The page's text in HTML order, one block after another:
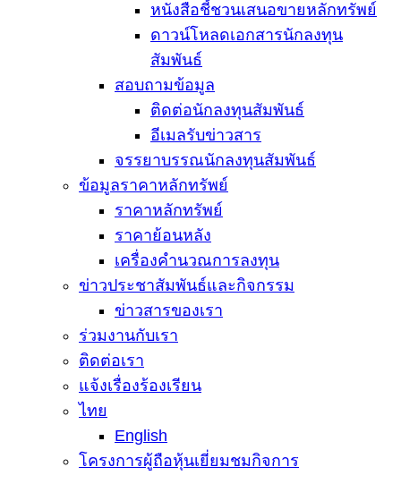
หนังสือชี้ชวนเสนอขายหลักทรัพย์
ดาวน์โหลดเอกสารนักลงทุน
สัมพันธ์
สอบถามข้อมูล
ติดต่อนักลงทุนสัมพันธ์
อีเมลรับข่าวสาร
จรรยาบรรณนักลงทุนสัมพันธ์
ข้อมูลราคาหลักทรัพย์
ราคาหลักทรัพย์
ราคาย้อนหลัง
เครื่องคำนวณการลงทุน
ข่าวประชาสัมพันธ์และกิจกรรม
ข่าวสารของเรา
ร่วมงานกับเรา
ติดต่อเรา
แจ้งเรื่องร้องเรียน
ไทย
English
โครงการผู้ถือหุ้นเยี่ยมชมกิจการ